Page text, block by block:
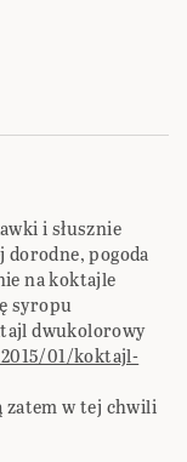
i słusznie
dorodne, pogoda
na koktajle
syropu
dwukolorowy
01/koktajl-
zatem w tej chwili